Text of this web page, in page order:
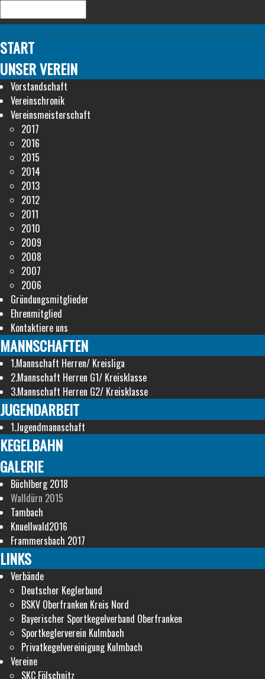
START
UNSER VEREIN
Vorstandschaft
Vereinschronik
Vereinsmeisterschaft
2017
2016
2015
2014
2013
2012
2011
2010
2009
2008
2007
2006
Gründungsmitglieder
Ehrenmitglied
Kontaktiere uns
MANNSCHAFTEN
1.Mannschaft Herren/ Kreisliga
2.Mannschaft Herren G1/ Kreisklasse
3.Mannschaft Herren G2/ Kreisklasse
JUGENDARBEIT
1.Jugendmannschaft
KEGELBAHN
GALERIE
Büchlberg 2018
Walldürn 2015
Tambach
Knuellwald2016
Frammersbach 2017
LINKS
Verbände
Deutscher Keglerbund
BSKV Oberfranken Kreis Nord
Bayerischer Sportkegelverband Oberfranken
Sportkeglerverein Kulmbach
Privatkegelvereinigung Kulmbach
Vereine
SKC Fölschnitz